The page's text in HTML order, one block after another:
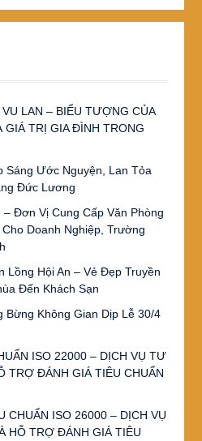
LAN – BIỂU TƯỢNG CỦA
GIÁ TRỊ GIA ĐÌNH TRONG
Sáng Ước Nguyện, Lan Tỏa
Đức Lương
Đơn Vị Cung Cấp Văn Phòng
Doanh Nghiệp, Trường
Lồng Hội An – Vẻ Đẹp Truyền
Đến Khách Sạn
Không Gian Dịp Lễ 30/4
ISO 22000 – DỊCH VỤ TƯ
TRỢ ĐÁNH GIÁ TIÊU CHUẨN
CHUẨN ISO 26000 – DỊCH VỤ
HỖ TRỢ ĐÁNH GIÁ TIÊU